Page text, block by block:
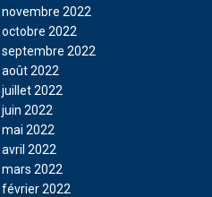
novembre 2022
octobre 2022
septembre 2022
août 2022
juillet 2022
juin 2022
mai 2022
avril 2022
mars 2022
février 2022